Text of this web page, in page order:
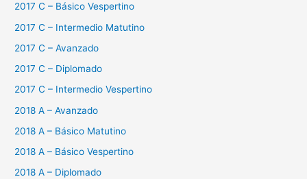
2017 C – Básico Vespertino
2017 C – Intermedio Matutino
2017 C – Avanzado
2017 C – Diplomado
2017 C – Intermedio Vespertino
2018 A – Avanzado
2018 A – Básico Matutino
2018 A – Básico Vespertino
2018 A – Diplomado